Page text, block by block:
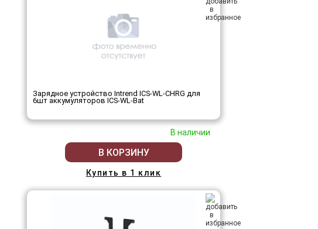
Зарядное устройство Intrend ICS-WL-CHRG для
6шт аккумуляторов ICS-WL-Bat
В наличии
В КОРЗИНУ
Купить в 1 клик